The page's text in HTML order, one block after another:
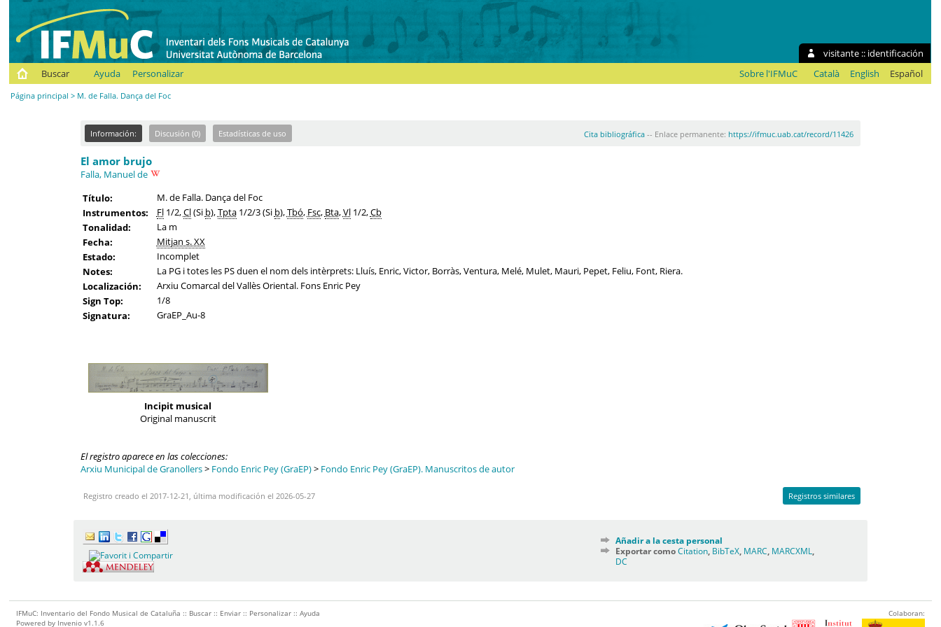
visitante :: identificación
Buscar
Ayuda Personalizar Sobre l'IFMuC Català English Español
Página principal > M. de Falla. Dança del Foc
Información: Discusión (0) Estadísticas de uso Cita bibliográfica-- Enlace permanente: https://ifmuc.uab.cat/record/11426
El amor brujo
Falla, Manuel de
Título:
M. de Falla. Dança del Foc
Instrumentos:
Fl1/2,Cl(Si b),Tpta1/2/3 (Si b),Tbó, Fsc, Bta,Vl1/2,Cb
Tonalidad:
La m
Fecha:
Mitjan s. XX
Estado:
Incomplet
Notes:
La PG i totes les PS duen el nom dels intèrprets: Lluís, Enric, Victor, Borràs, Ventura, Melé, Mulet, Mauri, Pepet, Feliu, Font, Riera.
Localización:
Arxiu Comarcal del Vallès Oriental. Fons Enric Pey
Sign Top:
1/8
Signatura:
GraEP_Au-8
Incipit musical
Original manuscrit
El registro aparece en las colecciones:
Arxiu Municipal de Granollers> Fondo Enric Pey (GraEP)> Fondo Enric Pey (GraEP). Manuscritos de autor
Registro creado el 2017-12-21, última modificación el 2026-05-27 Registros similares
Añadir a la cesta personal
Exportar comoCitation BibTeX MARC MARCXML
DC
IFMuC: Inventario del Fondo Musical de Cataluña :: Buscar :: Enviar :: Personalizar ::Ayuda
Powered by Invenio v1.1.6
Colaboran: